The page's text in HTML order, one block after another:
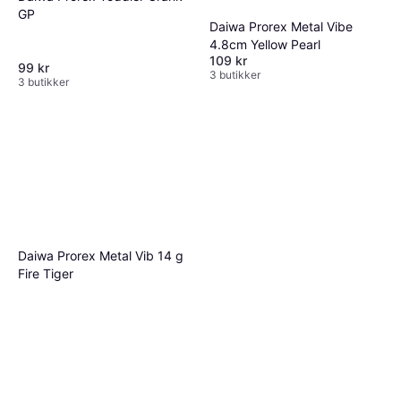
GP
99 kr
3 butikker
Daiwa Prorex Metal Vibe
4.8cm Yellow Pearl
109 kr
3 butikker
Daiwa Prorex Metal Vib 14 g
Fire Tiger